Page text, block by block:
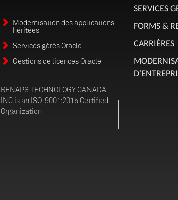
Modernisation des applications
héritées
Services gérés Oracle
Gestions de licences Oracle
RENAPS TECHNOLOGY CANADA
INC is an ISO-9001:2015 Certified
Organization
SERVICES
FORMS &
CARRIÈRES